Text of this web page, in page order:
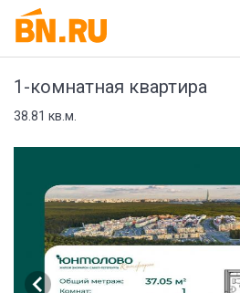
1-комнатная квартира
38.81 кв.м.